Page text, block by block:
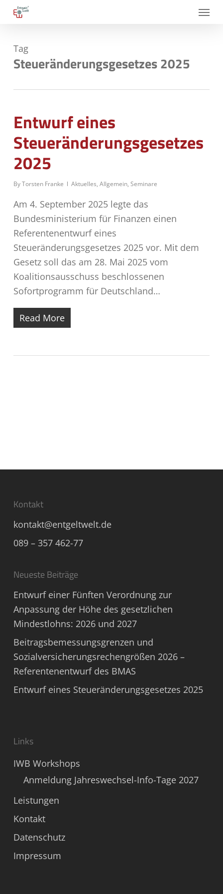
Skip
content
Menu
Tag
Steueränderungsgesetzes 2025
Entwurf eines
Steueränderungsgesetzes
2025
ByTorsten Franke Aktuelles, Allgemein, Seminare
Am 4. September 2025 legte das
Bundesministerium für Finanzen einen
Referentenentwurf eines
Steueränderungsgesetzes 2025 vor. Mit dem
Gesetz soll das am 28. Mai 2025 vom
Koalitionsausschuss beschlossenen
Sofortprogramm für Deutschland…
Read More
Kontakt
kontakt@entgeltwelt.de
089 – 357 462-77
Neueste Beiträge
Entwurf einer Fünften Verordnung zur
Anpassung der Höhe des gesetzlichen
Mindestlohns: 2026 und 2027
Beitragsbemessungsgrenzen und
Sozialversicherungsrechengrößen 2026 –
Referentenentwurf des BMAS
Entwurf eines Steueränderungsgesetzes 2025
Links
IWB Workshops
Anmeldung Jahreswechsel-Info-Tage 2027
Leistungen
Kontakt
Datenschutz
Impressum